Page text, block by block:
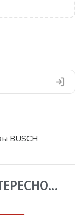
BUSCH